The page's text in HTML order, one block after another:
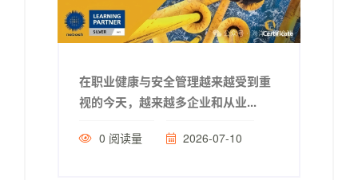
在职业健康与安全管理越来越受到重
视的今天，越来越多企业和从业...
0 阅读量 2026-07-10